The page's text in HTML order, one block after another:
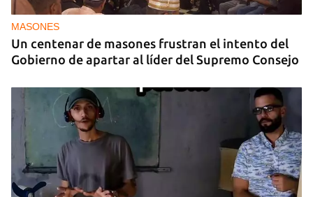
MASONES
Un centenar de masones frustran el intento del
Gobierno de apartar al líder del Supremo Consejo